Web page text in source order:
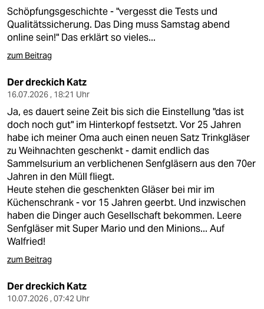
fragen & hilfe
unterstützen
abo
genossenschaft
epaper login
Schöpfungsgeschichte - "vergesst die Tests und
Qualitätssicherung. Das Ding muss Samstag abend
online sein!" Das erklärt so vieles...
zum Beitrag
Der dreckich Katz
16.07.2026 , 18:21 Uhr
Ja, es dauert seine Zeit bis sich die Einstellung "das ist
doch noch gut" im Hinterkopf festsetzt. Vor 25 Jahren
habe ich meiner Oma auch einen neuen Satz Trinkgläser
zu Weihnachten geschenkt - damit endlich das
Sammelsurium an verblichenen Senfgläsern aus den 70er
Jahren in den Müll fliegt.
Heute stehen die geschenkten Gläser bei mir im
Küchenschrank - vor 15 Jahren geerbt. Und inzwischen
haben die Dinger auch Gesellschaft bekommen. Leere
Senfgläser mit Super Mario und den Minions... Auf
Walfried!
zum Beitrag
Der dreckich Katz
10.07.2026 , 07:42 Uhr